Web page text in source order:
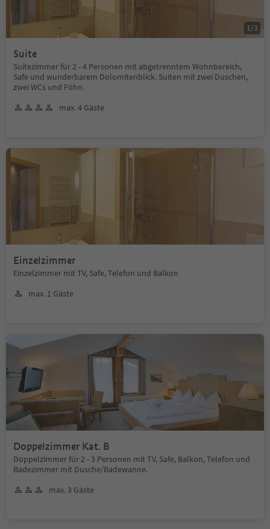
Suite
Suitezimmer für 2 - 4 Personen mit abgetrenntem Wohnbereich,
Safe und wunderbarem Dolomitenblick. Suiten mit zwei Duschen,
zwei WCs und Föhn.
max. 4 Gäste
1 /3
Einzelzimmer
Einzelzimmer mit TV, Safe, Telefon und Balkon
max. 1 Gäste
Doppelzimmer Kat. B
Doppelzimmer für 2 - 3 Personen mit TV, Safe, Balkon, Telefon und
Badezimmer mit Dusche/Badewanne.
max. 3 Gäste